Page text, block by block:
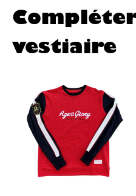
vestiaire